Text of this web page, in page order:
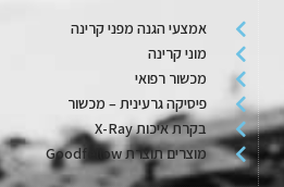
אמצעי הגנה מפני קרינה
מוני קרינה
מכשור רפואי
פיסיקה גרעינית – מכשור
בקרת איכות X-Ray
מוצרים תוצרת Goodfellow